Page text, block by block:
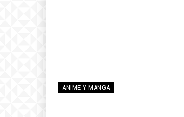
ANIME Y MANGA